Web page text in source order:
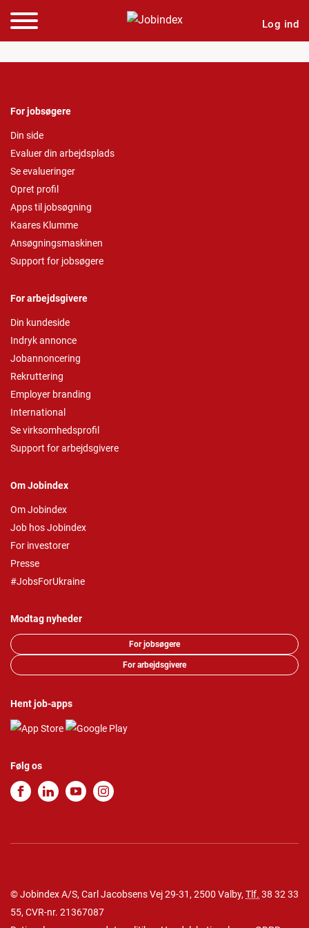
Log ind
For jobsøgere
Din side
Evaluer din arbejdsplads
Se evalueringer
Opret profil
Apps til jobsøgning
Kaares Klumme
Ansøgningsmaskinen
Support for jobsøgere
For arbejdsgivere
Din kundeside
Indryk annonce
Jobannoncering
Rekruttering
Employer branding
International
Se virksomhedsprofil
Support for arbejdsgivere
Om Jobindex
Om Jobindex
Job hos Jobindex
For investorer
Presse
#JobsForUkraine
Modtag nyheder
For jobsøgere
For arbejdsgivere
Hent job-apps
Følg os
© Jobindex A/S, Carl Jacobsens Vej 29-31, 2500 Valby, Tlf. 38 32 33
55, CVR-nr. 21367087